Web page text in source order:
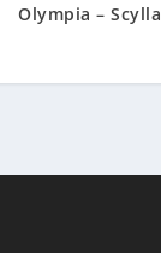
Olympia – Scylla